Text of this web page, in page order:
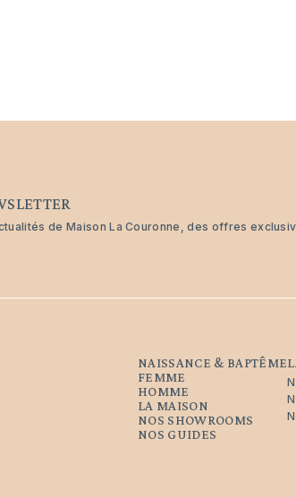
de Maison La Couronne, des offres
NAISSANCE & BAPTÊME
FEMME
HOMME
LA MAISON
NOS SHOWROOMS
NOS GUIDES